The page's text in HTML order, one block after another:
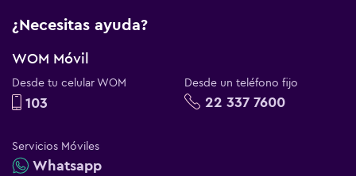
¿Necesitas ayuda?
WOM Móvil
Desde tu celular WOM
103
Desde un teléfono fijo
22 337 7600
Servicios Móviles
Whatsapp